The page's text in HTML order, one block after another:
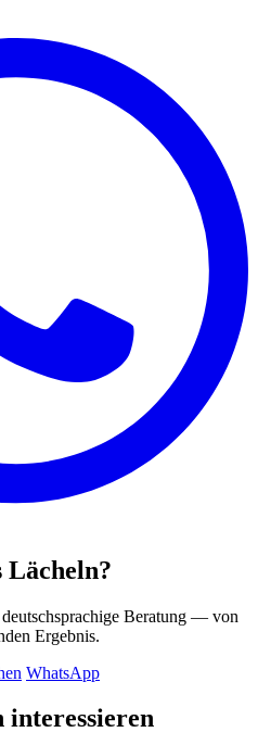
Beratung — von
Ergebnis.
WhatsApp
interessieren